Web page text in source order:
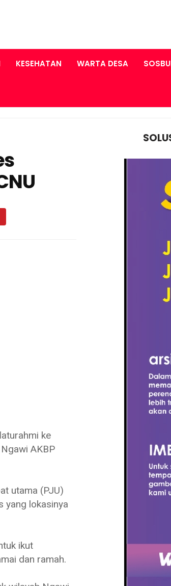
KESEHATAN WARTA DESA
ke
AKBP
utama (PJU)
yang lokasinya
ikut
dan ramah.